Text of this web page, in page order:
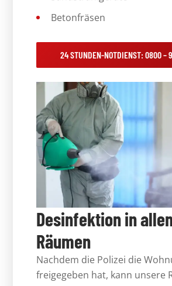
Betonfräsen
24 STUNDEN-NOTDIENST: 0800 –
Desinfektion in
Räumen
Nachdem die Polizei die
freigegeben hat, kann unsere